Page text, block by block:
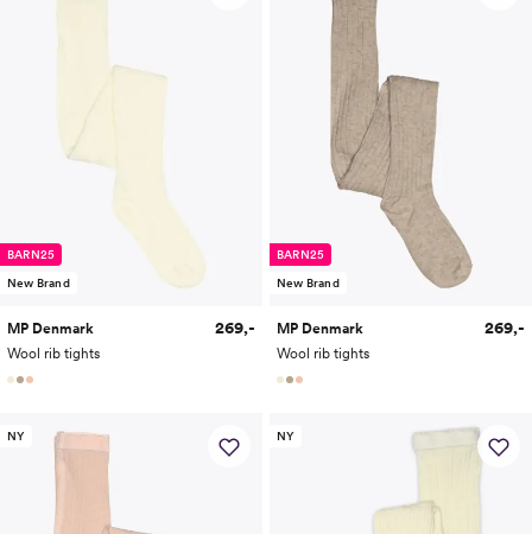
BARN25
New Brand
MP Denmark
Wool rib tights
269,-
BARN25
New Brand
MP Denmark
Wool rib tights
269,-
NY NY